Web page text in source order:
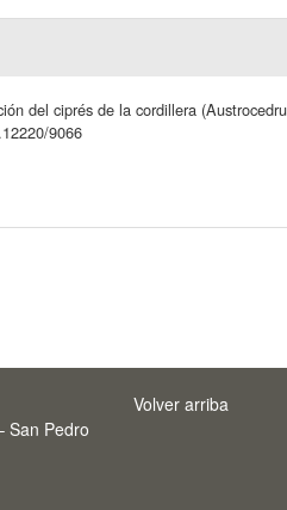
del ciprés de la cordillera
9066
San Pedro
Volver arriba